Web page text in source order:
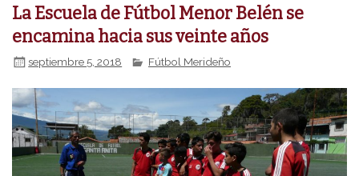
La Escuela de Fútbol Menor Belén se
encamina hacia sus veinte años
septiembre 5, 2018 Fútbol Merideño